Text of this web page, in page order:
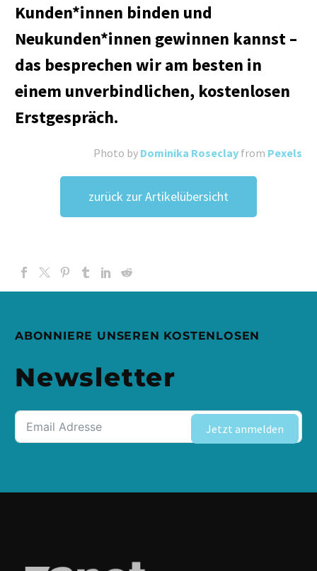
Kunden*innen binden und
Neukunden*innen gewinnen kannst –
das besprechen wir am besten in
einem unverbindlichen, kostenlosen
Erstgespräch.
Photo by Dominika Roseclay from Pexels
zurück zur Artikelübersicht
ABONNIERE UNSEREN KOSTENLOSEN
Newsletter
Jetzt anmelden